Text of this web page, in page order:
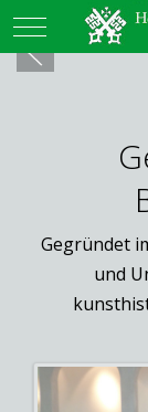
Mobile Menu
Gegründet
und